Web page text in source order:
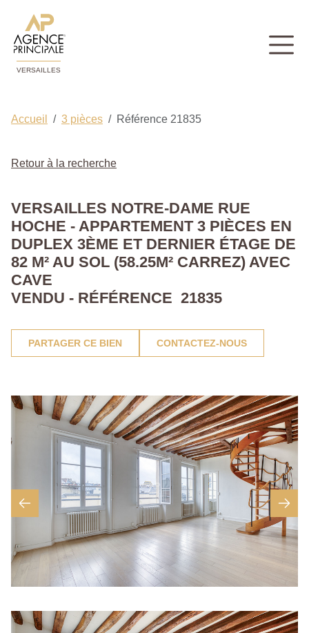
VERSAILLES
Accueil 3 pièces Référence 21835
Retour à la recherche
VERSAILLES NOTRE-DAME RUE
HOCHE - APPARTEMENT 3 PIÈCES EN
DUPLEX 3ÈME ET DERNIER ÉTAGE DE
82 M² AU SOL (58.25M² CARREZ) AVEC
CAVE
VENDU - RÉFÉRENCE 21835
PARTAGER CE BIEN CONTACTEZ-NOUS